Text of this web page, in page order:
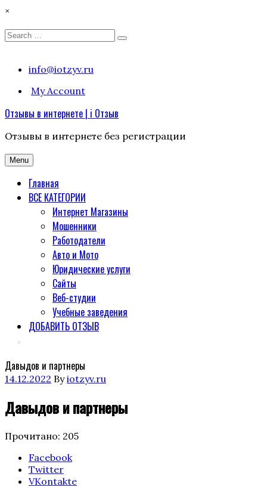
×
Search
Search
Skip
content
info@iotzyv.ru
My Account
Отзывы в интернете | i Отзыв
Отзывы в интернете без регистрации
Menu
Главная
ВСЕ КАТЕГОРИИ
Интернет Магазины
Мошенники
Работодатели
Авто и Мото
Юридические услуги
Сайты
Веб-студии
Учебные заведения
ДОБАВИТЬ ОТЗЫВ
Давыдов и партнеры
Posted
14.12.2022 Byiotzyv.ru
Давыдов и партнеры
Прочитано: 205
Поделиться
"Давыдов
Facebook
Twitter
VKontakte